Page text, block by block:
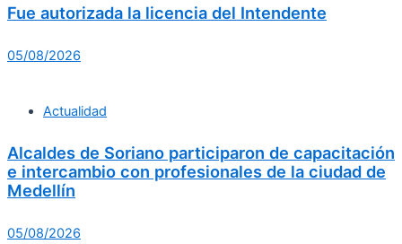
Fue autorizada la licencia del Intendente
05/08/2026
Actualidad
Alcaldes de Soriano participaron de capacitación
e intercambio con profesionales de la ciudad de
Medellín
05/08/2026